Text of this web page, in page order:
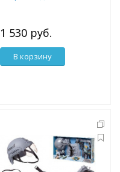
1 530 руб.
В корзину